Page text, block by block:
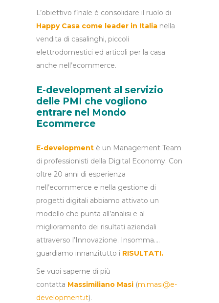
L’obiettivo finale è consolidare il ruolo di
Happy Casa come leader in Italia nella
vendita di casalinghi, piccoli
elettrodomestici ed articoli per la casa
anche nell’ecommerce.
E-development al servizio
delle PMI che vogliono
entrare nel Mondo
Ecommerce
E-development è un Management Team
di professionisti della Digital Economy. Con
oltre 20 anni di esperienza
nell’ecommerce e nella gestione di
progetti digitali abbiamo attivato un
modello che punta all’analisi e al
miglioramento dei risultati aziendali
attraverso l’Innovazione. Insomma….
guardiamo innanzitutto i RISULTATI.
Se vuoi saperne di più
contatta Massimiliano Masi (m.masi@e-
development.it).